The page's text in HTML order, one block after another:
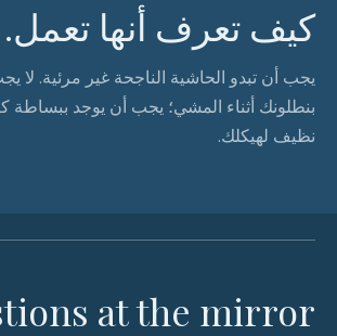
كيف تعرف أنها تعمل.
يجب أن تبدو الحاشية الناجحة غير مرئية. لا
بنطلونك أثناء المشي؛ يجب أن يوجد ببساطة
نظيف لهيكلك.
at the mirror.